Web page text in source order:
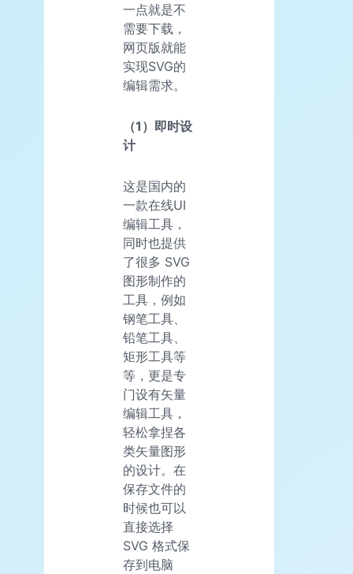
一点就是不
需要下载，
网页版就能
实现SVG的
编辑需求。
（1）即时设
计
这是国内的
一款在线UI
编辑工具，
同时也提供
了很多 SVG
图形制作的
工具，例如
钢笔工具、
铅笔工具、
矩形工具等
等，更是专
门设有矢量
编辑工具，
轻松拿捏各
类矢量图形
的设计。在
保存文件的
时候也可以
直接选择
SVG 格式保
存到电脑